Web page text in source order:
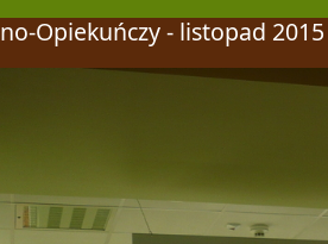
Opiekuńczy - listopad 2015